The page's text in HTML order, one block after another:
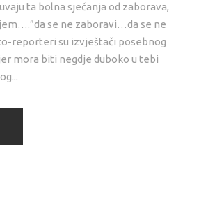
ta bolna sjećanja od zaborava,
se ne zaboravi…da se ne
reporteri su izvještači posebnog
mora biti negdje duboko u tebi